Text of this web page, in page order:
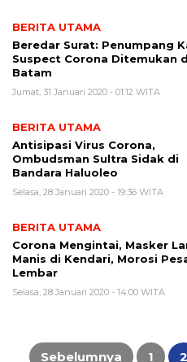
BERITA UTAMA
Beredar Surat: Penumpang
Suspect Corona Ditemukan
Batam
Jumat, 31 Januari 2020 - 01:12 WITA
BERITA UTAMA
Antisipasi Virus Corona,
Ombudsman Sultra Sidak di
Bandara Haluoleo
Selasa, 28 Januari 2020 - 19:36 WITA
BERITA UTAMA
Corona Mengintai, Masker
Manis di Kendari, Morosi
Lembar
Selasa, 28 Januari 2020 - 14:00 WITA
Paginasi
pos
Sebelumnya 1 2